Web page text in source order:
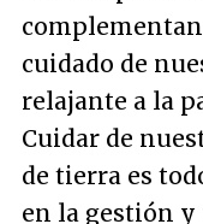
cuidado de
relajante a la
Cuidar de
de tierra es
en la gestión